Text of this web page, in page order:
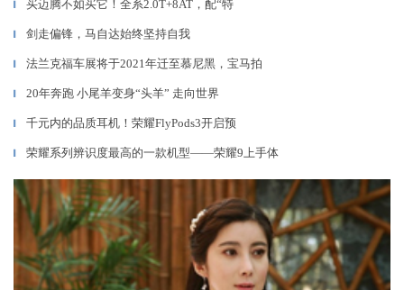
▎ 买迈腾不如买它！全系2.0T+8AT，配“特
▎ 剑走偏锋，马自达始终坚持自我
▎ 法兰克福车展将于2021年迁至慕尼黑，宝马拍
▎ 20年奔跑 小尾羊变身“头羊” 走向世界
▎ 千元内的品质耳机！荣耀FlyPods3开启预
▎ 荣耀系列辨识度最高的一款机型——荣耀9上手体